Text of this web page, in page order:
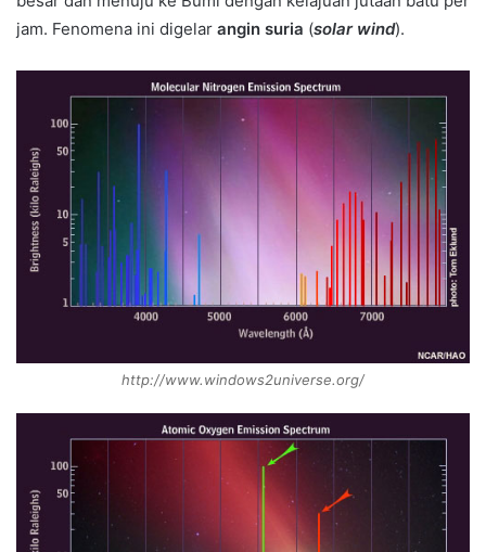
jam. Fenomena ini digelar angin suria (solar wind).
http://www.windows2universe.org/